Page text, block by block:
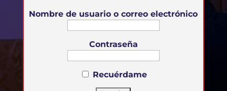
Nombre de usuario o correo electrónico
Contraseña
Recuérdame